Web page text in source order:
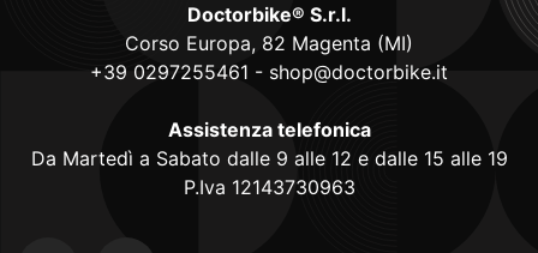
Doctorbike® S.r.l.
Corso Europa, 82 Magenta (MI)
+39 0297255461 - shop@doctorbike.it
Assistenza telefonica
Da Martedì a Sabato dalle 9 alle 12 e dalle 15 alle 19
P.Iva 12143730963